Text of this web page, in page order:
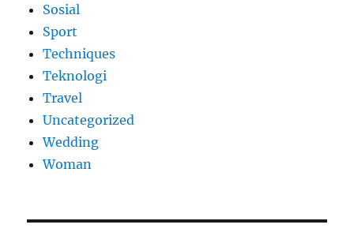
Sosial
Sport
Techniques
Teknologi
Travel
Uncategorized
Wedding
Woman